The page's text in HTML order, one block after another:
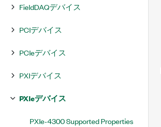
FieldDAQデバイス
PCIデバイス
PCIeデバイス
PXIデバイス
PXIeデバイス
PXIe-4300 Supported Properties